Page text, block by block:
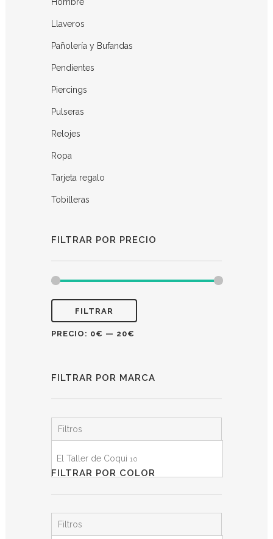
Llaveros
Pañolería y Bufandas
Pendientes
Piercings
Pulseras
Relojes
Ropa
Tarjeta regalo
Tobilleras
FILTRAR POR PRECIO
FILTRAR
PRECIO: 0€ — 20€
FILTRAR POR MARCA
Filtros
El Taller de Coqui 10
FILTRAR POR COLOR
Filtros